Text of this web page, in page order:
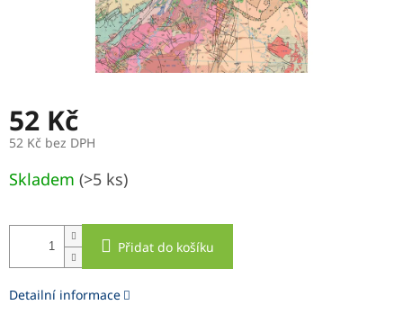
52 Kč
52 Kč bez DPH
cena:
Skladem (>5 ks)
Přidat do košíku
Detailní informace